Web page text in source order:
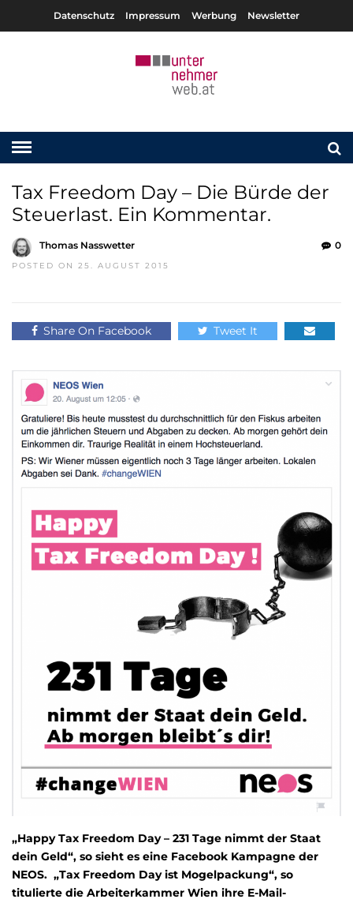
Datenschutz Impressum Werbung Newsletter
Tax Freedom Day – Die Bürde der
Steuerlast. Ein Kommentar.
Thomas Nasswetter
POSTED ON 25. AUGUST 2015
0
Share On Facebook Tweet It
„Happy Tax Freedom Day – 231 Tage nimmt der Staat
dein Geld“, so sieht es eine Facebook Kampagne der
NEOS. „Tax Freedom Day ist Mogelpackung“, so
titulierte die Arbeiterkammer Wien ihre E-Mail-